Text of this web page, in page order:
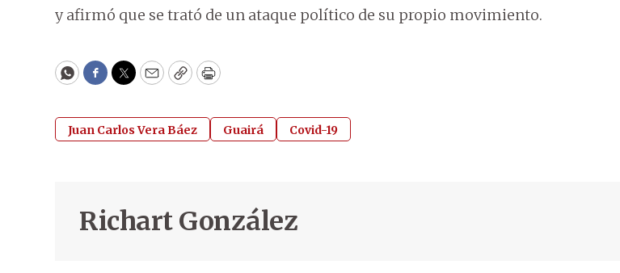
y afirmó que se trató de un ataque político de su propio movimiento.
WhatsApp
Facebook
Twitter
EmailCopyPrint
Juan Carlos Vera Báez Guairá Covid-19
Richart González